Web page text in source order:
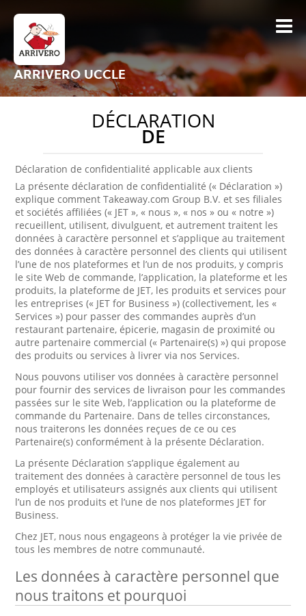
ARRIVERO UCCLE
DÉCLARATION
DE
Déclaration de confidentialité applicable aux clients
La présente déclaration de confidentialité (« Déclaration »)
explique comment Takeaway.com Group B.V. et ses filiales
et sociétés affiliées (« JET », « nous », « nos » ou « notre »)
recueillent, utilisent, divulguent, et autrement traitent les
données à caractère personnel et s’applique au traitement
des données à caractère personnel des clients qui utilisent
l’une de nos plateformes et l’un de nos produits, y compris
le site Web de commande, l’application, la plateforme et les
produits, la plateforme de JET, les produits et services pour
les entreprises (« JET for Business ») (collectivement, les «
Services ») pour passer des commandes auprès d’un
restaurant partenaire, épicerie, magasin de proximité ou
autre partenaire commercial (« Partenaire(s) ») qui propose
des produits ou services à livrer via nos Services.
Nous pouvons utiliser vos données à caractère personnel
pour fournir des services de livraison pour les commandes
passées sur le site Web, l’application ou la plateforme de
commande du Partenaire. Dans de telles circonstances,
nous traiterons les données reçues de ce ou ces
Partenaire(s) conformément à la présente Déclaration.
La présente Déclaration s’applique également au
traitement des données à caractère personnel de tous les
employés et utilisateurs assignés aux clients qui utilisent
l’un de nos produits et l’une de nos plateformes JET for
Business.
Chez JET, nous nous engageons à protéger la vie privée de
tous les membres de notre communauté.
Les données à caractère personnel que
nous traitons et pourquoi